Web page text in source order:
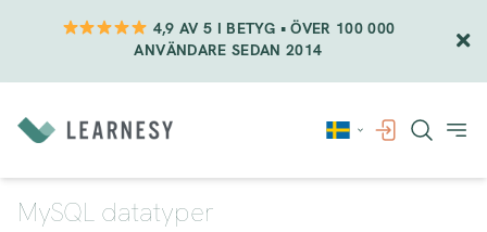
4,9 AV 5 I BETYG • ÖVER 100 000
ANVÄNDARE SEDAN 2014
till
innehåll
MySQL datatyper